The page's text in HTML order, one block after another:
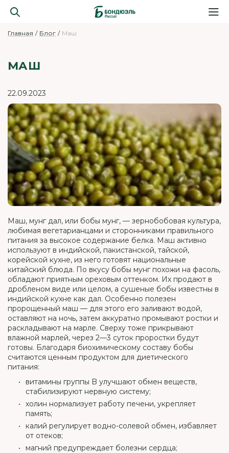
Главная Блог Маш
МАШ
22.09.2023
Маш, мунг дал, или бобы мунг, — зернобобовая культура,
любимая вегетарианцами и сторонниками правильного
питания за высокое содержание белка. Маш активно
используют в индийской, пакистанской, тайской,
корейской кухне, из него готовят национальные
китайский блюда. По вкусу бобы мунг похожи на фасоль,
обладают приятным ореховым оттенком. Их продают в
дробленом виде или целом, а сушеные бобы известны в
индийской кухне как дал. Особенно полезен
пророщенный маш — для этого его заливают водой,
оставляют на ночь, затем аккуратно промывают ростки и
раскладывают на марле. Сверху тоже прикрывают
влажной марлей, через 2—3 суток проростки будут
готовы. Благодаря биохимическому составу бобы
считаются ценным продуктом для диетического
питания:
витамины группы B улучшают обмен веществ,
стабилизируют нервную систему;
холин нормализует работу печени, укрепляет
память;
калий регулирует водно-солевой обмен, избавляет
от отеков;
магний предупреждает болезни сердца;